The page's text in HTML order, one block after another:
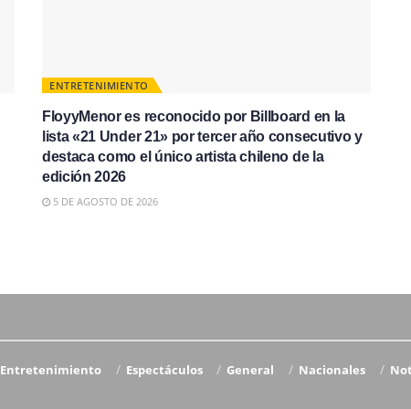
ENTRETENIMIENTO
FloyyMenor es reconocido por Billboard en la
lista «21 Under 21» por tercer año consecutivo y
destaca como el único artista chileno de la
edición 2026
5 DE AGOSTO DE 2026
Entretenimiento Espectáculos General Nacionales